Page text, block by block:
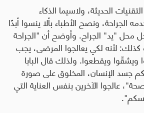
الحديثة، ولاسيما الذكاء
الجراحة، ونصح الأطباء بألا ينسوا أبدًا
محل "يد" الجراح. وأوضح أن "الجراحة
لأنه لكي يعالجوا المرضى، يجب
ويشقّوا ويقطعوا. ولذلك قال البابا
جسد الإنسان، المخلوق على صورة
عالجوا الآخرين بنفس العناية التي
".